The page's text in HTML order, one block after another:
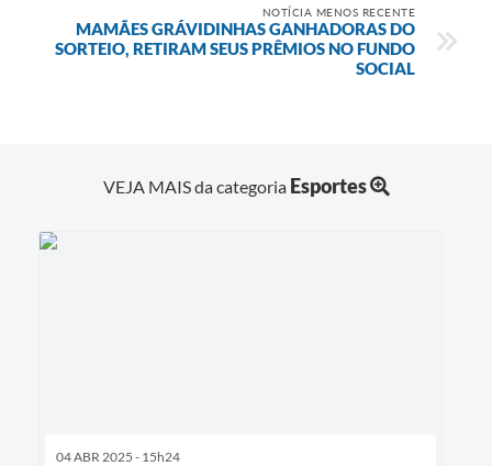
NOTÍCIA MENOS RECENTE
MAMÃES GRÁVIDINHAS GANHADORAS DO
SORTEIO, RETIRAM SEUS PRÊMIOS NO FUNDO
SOCIAL
VEJA MAIS da categoria Esportes
04 ABR 2025 - 15h24